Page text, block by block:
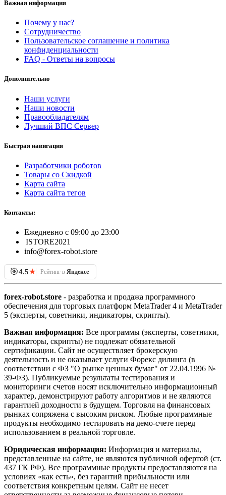
Важная информация
Почему у нас?
Сотрудничество
Пользовательское соглашение и политика
конфиденциальности
FAQ - Ответы на вопросы
Дополнительно
Наши услуги
Наши новости
Правообладателям
Лучший ВПС Сервер
Быстрая навигация
Разработчики роботов
Товары со Скидкой
Карта сайта
Карта сайта тегов
Контакты:
Ежедневно с 09:00 до 23:00
ISTORE2021
info@forex-robot.store
🎯4.5★ Рейтинг в Яндексе
forex-robot.store - разработка и продажа программного
обеспечения для торговых платформ MetaTrader 4 и MetaTrader
5 (эксперты, советники, индикаторы, скрипты).
Важная информация: Все программы (эксперты, советники,
индикаторы, скрипты) не подлежат обязательной
сертификации. Сайт не осуществляет брокерскую
деятельность и не оказывает услуги Форекс дилинга (в
соответствии с ФЗ "О рынке ценных бумаг" от 22.04.1996 №
39-ФЗ). Публикуемые результаты тестирования и
мониторинги счетов носят исключительно информационный
характер, демонстрируют работу алгоритмов и не являются
гарантией доходности в будущем. Торговля на финансовых
рынках сопряжена с высоким риском. Любые программные
продукты необходимо тестировать на демо-счете перед
использованием в реальной торговле.
Юридическая информация: Информация и материалы,
представленные на сайте, не являются публичной офертой (ст.
437 ГК РФ). Все программные продукты предоставляются на
условиях «как есть», без гарантий прибыльности или
соответствия конкретным целям. Сайт не несет